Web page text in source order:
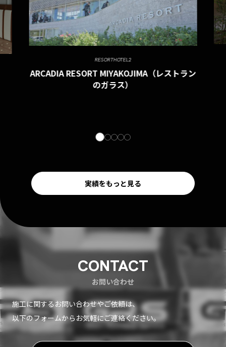
RESORTHOTEL2
ARCADIA RESORT MIYAKOJIMA（レストラン
のガラス）
実績をもっと見る
CONTACT
お問い合わせ
施工に関するお問い合わせやご依頼は、
以下のフォームからお気軽にご連絡ください。